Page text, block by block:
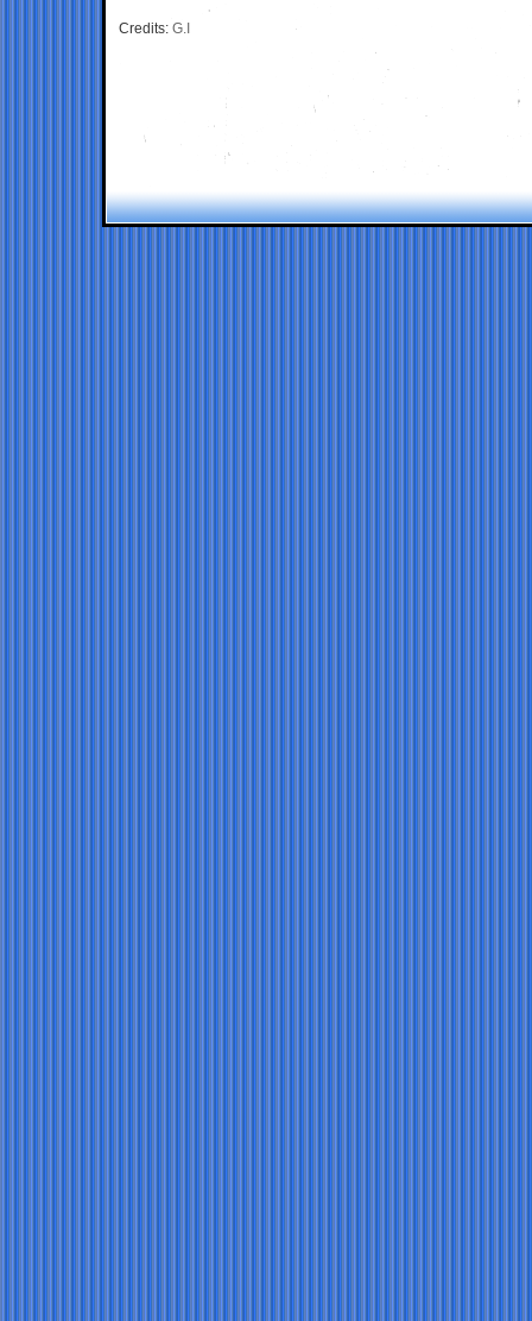
Credits: G.I